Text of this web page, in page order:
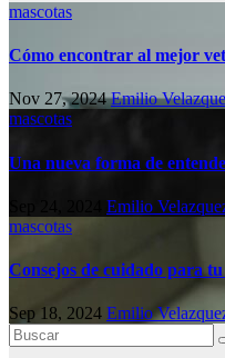
mascotas
Cómo encontrar al mejor
Nov 27, 2024Emilio
mascotas
Una nueva forma de
Emilio
mascotas
Consejos de cuidado para tu
Sep 18, 2024 Emilio